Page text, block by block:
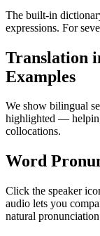
The built-in
expressions. For
Translation
Examples
We show bilingual
highlighted —
collocations.
Word
Click the speaker
audio lets you
natural